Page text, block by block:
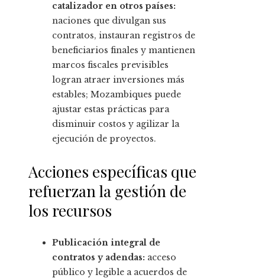
catalizador en otros países:
naciones que divulgan sus
contratos, instauran registros de
beneficiarios finales y mantienen
marcos fiscales previsibles
logran atraer inversiones más
estables; Mozambiques puede
ajustar estas prácticas para
disminuir costos y agilizar la
ejecución de proyectos.
Acciones específicas que
refuerzan la gestión de
los recursos
Publicación integral de
contratos y adendas: acceso
público y legible a acuerdos de